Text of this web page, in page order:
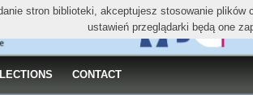
CONTACT
stron biblioteki, akceptujesz stosowanie
ustawień przeglądarki będą one